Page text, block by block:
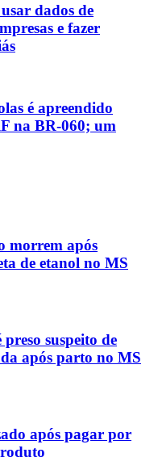
dados de
e fazer
é apreendido
na BR-060; um
morrem após
de etanol no MS
suspeito de
após parto no MS
após pagar por